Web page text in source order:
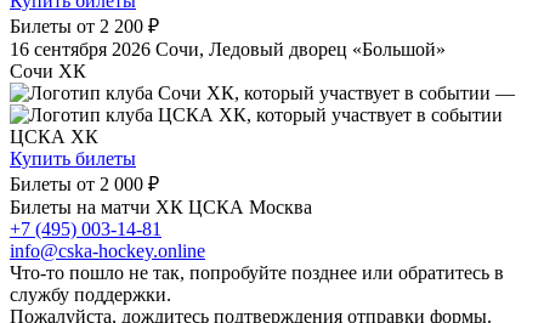
Билеты от 2 200 ₽
16 сентября 2026 Сочи, Ледовый дворец «Большой»
Сочи ХК
—
ЦСКА ХК
Купить билеты
Билеты от 2 000 ₽
Билеты на матчи ХК ЦСКА Москва
+7 (495) 003-14-81
info@cska-hockey.online
Что-то пошло не так, попробуйте позднее или обратитесь в
службу поддержки.
Пожалуйста, дождитесь подтверждения отправки формы.